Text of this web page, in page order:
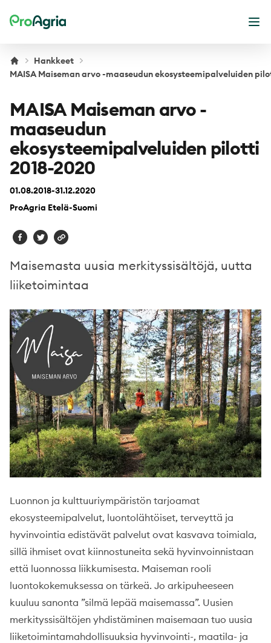
ProAgria
Hankkeet
MAISA Maiseman arvo -maaseudun ekosysteemipalveluiden
MAISA Maiseman arvo -
maaseudun
ekosysteemipalveluiden pilotti
2018-2020
01.08.2018-31.12.2020
ProAgria Etelä-Suomi
Maisemasta uusia merkityssisältöjä, uutta
liiketoimintaa
Luonnon ja kulttuuriympäristön tarjoamat
ekosysteemipalvelut, luontolähtöiset, terveyttä ja
hyvinvointia edistävät palvelut ovat kasvava toimiala,
sillä ihmiset ovat kiinnostuneita sekä hyvinvoinnistaan
että luonnossa liikkumisesta. Maiseman rooli
luontokokemuksessa on tärkeä. Jo arkipuheeseen
kuuluu sanonta ”silmä lepää maisemassa”. Uusien
merkityssisältöjen yhdistäminen maisemaan tuo uusia
liiketoimintamahdollisuuksia hyvinvointi-, maatila- ja